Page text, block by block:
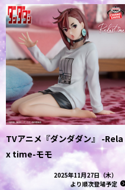
TVアニメ『ダンダダン』 -Rela
x time-モモ
2025年11月27日（木）
より順次登場予定